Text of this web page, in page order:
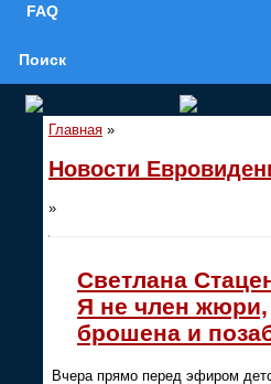
FAQ
Поиск
Главная »
Новости
»
Светлана
Я не член жюри,
брошена и
Вчера прямо перед эфиром